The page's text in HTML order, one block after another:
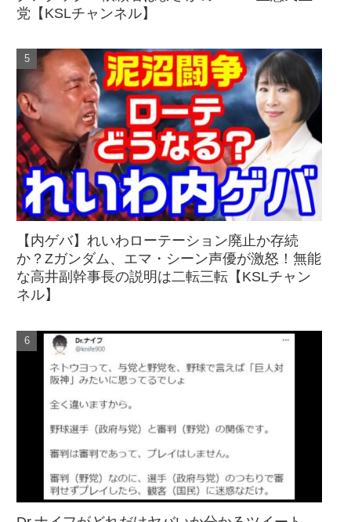
党【KSLチャンネル】
【内ゲバ】れいわローテーション廃止か存続
か？Zガンダム、エマ・シーン声優が激怒！無能
な高井副幹事長の説明は二転三転【KSLチャン
ネル】